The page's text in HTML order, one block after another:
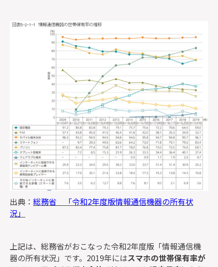
出典： 総務省 「令和2年度版情報通信機器の所有状
況」
上記は、総務省がおこなった令和2年度版「情報通信機
器の所有状況」です。2019年にはスマホの世帯保有率が